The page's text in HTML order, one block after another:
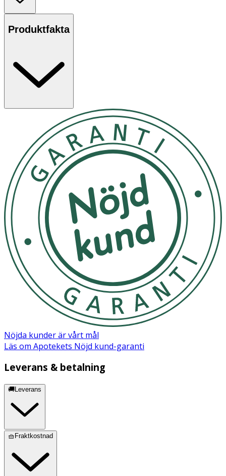
Produktfakta
Nöjda kunder är vårt mål
Läs om Apotekets Nöjd kund-garanti
Leverans & betalning
🚚Leverans
🧺Fraktkostnad